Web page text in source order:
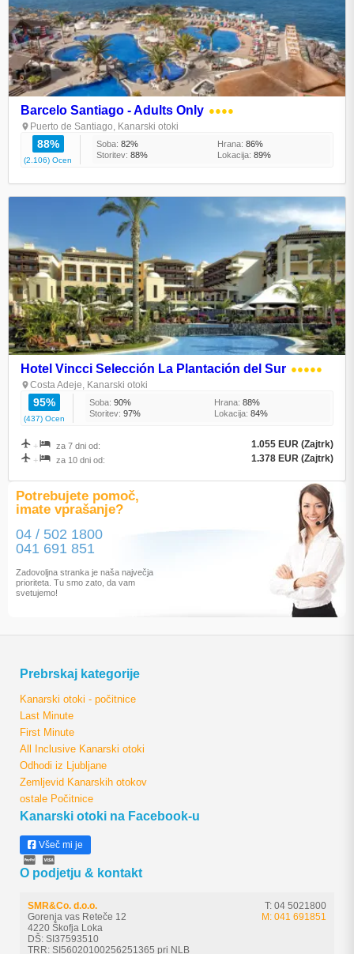
Potrebujete pomoč,
imate vprašanje?
04 / 502 1800
041 691 851
Zadovoljna stranka je naša največja
prioriteta. Tu smo zato, da vam
svetujemo!
Barcelo Santiago - Adults Only ●●●●
Puerto de Santiago, Kanarski otoki
88%
(2.106) Ocen
Soba: 82% Hrana: 86%
Storitev: 88% Lokacija: 89%
Hotel Vincci Selección La Plantación del Sur ●●●●●
Costa Adeje, Kanarski otoki
95%
(437) Ocen
Soba: 90% Hrana: 88%
Storitev: 97% Lokacija: 84%
+ za 7 dni od: 1.055 EUR (Zajtrk)
+ za 10 dni od: 1.378 EUR (Zajtrk)
Prebrskaj kategorije
Kanarski otoki - počitnice
Last Minute
First Minute
All Inclusive Kanarski otoki
Odhodi iz Ljubljane
Zemljevid Kanarskih otokov
ostale Počitnice
Kanarski otoki na Facebook-u
Všeč mi je
O podjetju & kontakt
SMR&Co. d.o.o.
Gorenja vas Reteče 12
4220 Škofja Loka
DŠ: SI37593510
TRR: SI56020100256251365 pri NLB
T: 04 5021800
M: 041 691851